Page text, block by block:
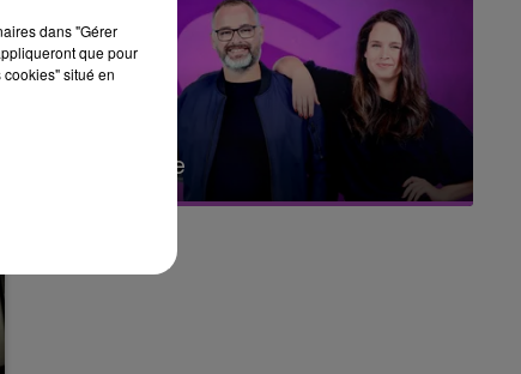
LE TICKET DE CAISSE
dans "Gérer
que pour
situé en